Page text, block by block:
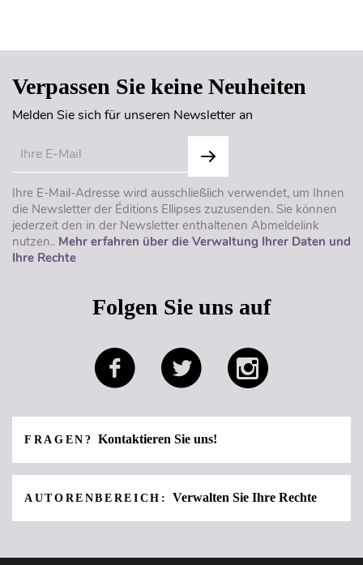
Verpassen Sie keine Neuheiten
Melden Sie sich für unseren Newsletter an
Ihre E-Mail-Adresse wird ausschließlich verwendet, um Ihnen
die Newsletter der Éditions Ellipses zuzusenden. Sie können
jederzeit den in der Newsletter enthaltenen Abmeldelink
nutzen.. Mehr erfahren über die Verwaltung Ihrer Daten und
Ihre Rechte
Folgen Sie uns auf
FRAGEN? Kontaktieren Sie uns!
AUTORENBEREICH: Verwalten Sie Ihre Rechte